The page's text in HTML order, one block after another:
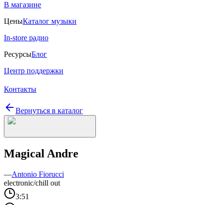
В магазине
ЦеныКаталог музыки
In-store радио
РесурсыБлог
Центр поддержки
Контакты
Вернуться в каталог
Magical Andre
—Antonio Fiorucci
electronic/chill out
3:51